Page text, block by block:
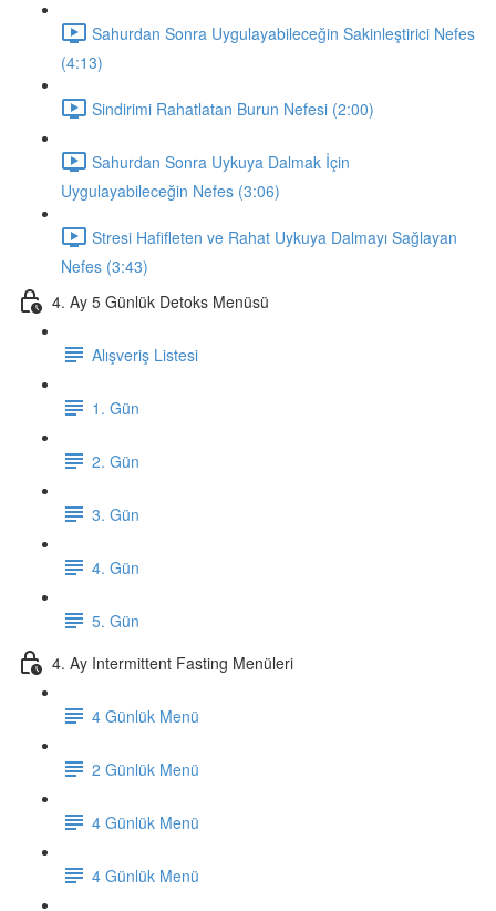
Sahurdan Sonra Uygulayabileceğin Sakinleştirici Nefes
(4:13)
Sindirimi Rahatlatan Burun Nefesi (2:00)
Sahurdan Sonra Uykuya Dalmak İçin
Uygulayabileceğin Nefes (3:06)
Stresi Hafifleten ve Rahat Uykuya Dalmayı Sağlayan
Nefes (3:43)
4. Ay 5 Günlük Detoks Menüsü
Alışveriş Listesi
1. Gün
2. Gün
3. Gün
4. Gün
5. Gün
4. Ay Intermittent Fasting Menüleri
4 Günlük Menü
2 Günlük Menü
4 Günlük Menü
4 Günlük Menü